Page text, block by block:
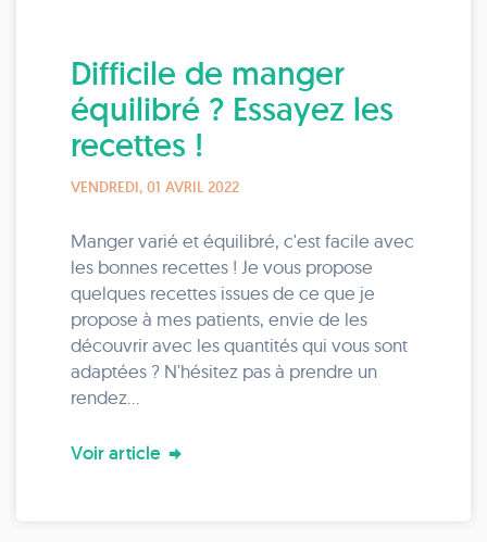
Difficile de manger
équilibré ? Essayez les
recettes !
VENDREDI, 01 AVRIL 2022
Manger varié et équilibré, c'est facile avec
les bonnes recettes ! Je vous propose
quelques recettes issues de ce que je
propose à mes patients, envie de les
découvrir avec les quantités qui vous sont
adaptées ? N'hésitez pas à prendre un
rendez...
Voir article